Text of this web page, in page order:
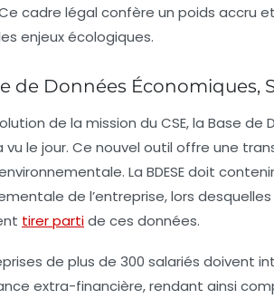
cadre légal confère un poids accru
enjeux écologiques.
de Données Économiques,
de la mission du CSE, la Base
a vu le jour. Ce nouvel outil offre une
La BDESE doit
de l’entreprise, lors
tirer partide ces données.
de plus de 300 salariés doivent
extra-financière, rendant ainsi